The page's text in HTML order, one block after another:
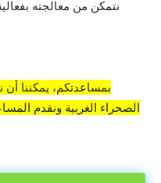
نتمكن من معالجته
بمساعدتكم، يمكننا
الصحراء الغربية ونقدم